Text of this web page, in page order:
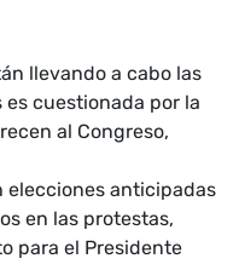
llevando a cabo las
cuestionada por la
al Congreso,
elecciones anticipadas
en las protestas,
para el Presidente